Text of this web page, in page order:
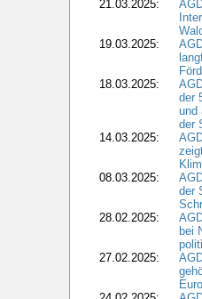
21.03.2025:
19.03.2025:
18.03.2025:
der
und
der
14.03.2025:
08.03.2025:
der
28.02.2025:
bei
27.02.2025: